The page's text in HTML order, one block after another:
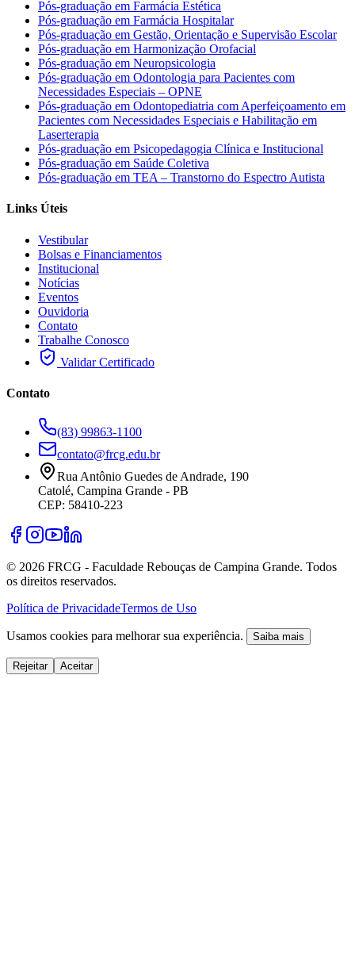
Pós-graduação em Farmácia Estética
Pós-graduação em Farmácia Hospitalar
Pós-graduação em Gestão, Orientação e Supervisão Escolar
Pós-graduação em Harmonização Orofacial
Pós-graduação em Neuropsicologia
Pós-graduação em Odontologia para Pacientes com
Necessidades Especiais – OPNE
Pós-graduação em Odontopediatria com Aperfeiçoamento em
Pacientes com Necessidades Especiais e Habilitação em
Laserterapia
Pós-graduação em Psicopedagogia Clínica e Institucional
Pós-graduação em Saúde Coletiva
Pós-graduação em TEA – Transtorno do Espectro Autista
Links Úteis
Vestibular
Bolsas e Financiamentos
Institucional
Notícias
Eventos
Ouvidoria
Contato
Trabalhe Conosco
Validar Certificado
Contato
(83) 99863-1100
contato@frcg.edu.br
Rua Antônio Guedes de Andrade, 190
Catolé, Campina Grande - PB
CEP: 58410-223
© 2026 FRCG - Faculdade Rebouças de Campina Grande. Todos
os direitos reservados.
Política de PrivacidadeTermos de Uso
Usamos cookies para melhorar sua experiência. Saiba mais
Rejeitar Aceitar